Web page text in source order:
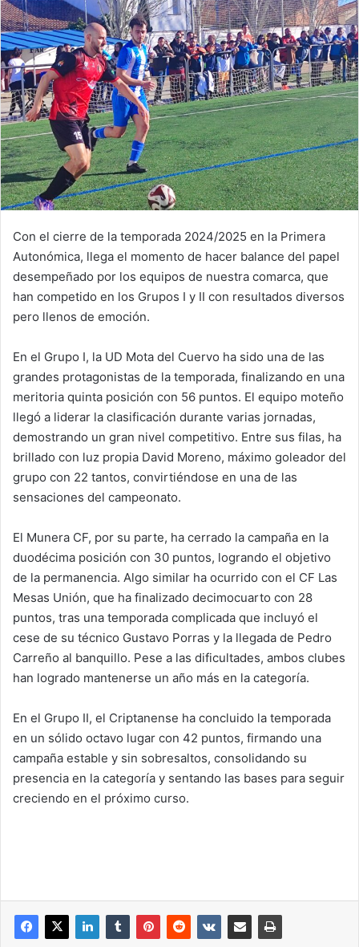
Con el cierre de la temporada 2024/2025 en la Primera
Autonómica, llega el momento de hacer balance del papel
desempeñado por los equipos de nuestra comarca, que
han competido en los Grupos I y II con resultados diversos
pero llenos de emoción.
En el Grupo I, la UD Mota del Cuervo ha sido una de las
grandes protagonistas de la temporada, finalizando en una
meritoria quinta posición con 56 puntos. El equipo moteño
llegó a liderar la clasificación durante varias jornadas,
demostrando un gran nivel competitivo. Entre sus filas, ha
brillado con luz propia David Moreno, máximo goleador del
grupo con 22 tantos, convirtiéndose en una de las
sensaciones del campeonato.
El Munera CF, por su parte, ha cerrado la campaña en la
duodécima posición con 30 puntos, logrando el objetivo
de la permanencia. Algo similar ha ocurrido con el CF Las
Mesas Unión, que ha finalizado decimocuarto con 28
puntos, tras una temporada complicada que incluyó el
cese de su técnico Gustavo Porras y la llegada de Pedro
Carreño al banquillo. Pese a las dificultades, ambos clubes
han logrado mantenerse un año más en la categoría.
En el Grupo II, el Criptanense ha concluido la temporada
en un sólido octavo lugar con 42 puntos, firmando una
campaña estable y sin sobresaltos, consolidando su
presencia en la categoría y sentando las bases para seguir
creciendo en el próximo curso.